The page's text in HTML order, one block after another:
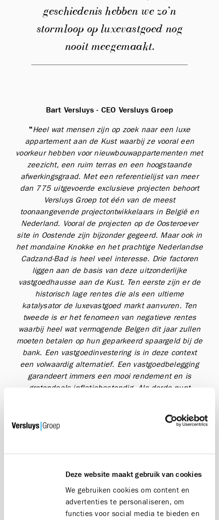
Deze website maakt gebruik van cookies
We gebruiken cookies om content en
advertenties te personaliseren, om
functies voor social media te bieden en
geschiedenis hebben we zo’n
stormloop op luxevastgoed nog
nooit meegemaakt.
Bart Versluys - CEO Versluys Groep
"Heel wat mensen zijn op zoek naar een luxe
appartement aan de Kust waarbij ze vooral een
voorkeur hebben voor nieuwbouwappartementen met
zeezicht, een ruim terras en een hoogstaande
afwerkingsgraad. Met een referentielijst van meer
dan 775 uitgevoerde exclusieve projecten behoort
Versluys Groep tot één van de meest
toonaangevende projectontwikkelaars in België en
Nederland. Vooral de projecten op de Oosteroever
site in Oostende zijn bijzonder gegeerd. Maar ook in
het mondaine Knokke en het prachtige Nederlandse
Cadzand-Bad is heel veel interesse. Drie factoren
liggen aan de basis van deze uitzonderlijke
vastgoedhausse aan de Kust. Ten eerste zijn er de
historisch lage rentes die als een ultieme
katalysator de luxevastgoed markt aanvuren. Ten
tweede is er het fenomeen van negatieve rentes
waarbij heel wat vermogende Belgen dit jaar zullen
moeten betalen op hun geparkeerd spaargeld bij de
bank. Een vastgoedinvestering is in deze context
een volwaardig alternatief. Een vastgoedbelegging
garandeert immers een mooi rendement en is
grotendeels inflatiebestendig. Als derde punt
dichtbij, veilig en staat synoniem voor vrijheid,
De eerste Ensor Tower in Oostende is volledig
uitverkocht en wordt binnenkort opgeleverd